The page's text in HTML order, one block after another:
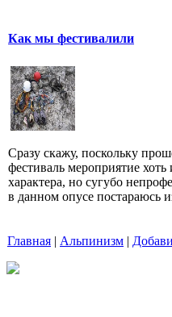
Как мы фестивалили
Сразу скажу, поскольку
фестиваль мероприятие
характера, но сугубо
в данном опусе постараюсь
Главная | Альпинизм |